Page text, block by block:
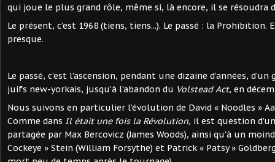
qui joue le plus grand rôle, même si, là encore, il se résoudra
Le présent, c’est 1968 (tiens, tiens...). Le passé : la Prohibition.
presque.
Le passé, c’est l’ascension, pendant une dizaine d’années,
juifs new-yorkais, jusqu’à l’abandon du Volstead Act, en
Nous suivons en particulier l’évolution de David « Noodles »
Comme dans Il était une fois la Révolution, il est question
partagée par Max Bercovicz (James Woods), ainsi qu’à un
Cockeye » Stein (William Forsythe) et Patrick « Patsy »